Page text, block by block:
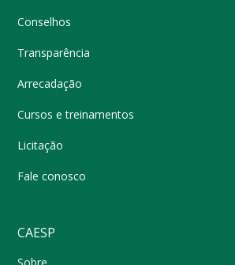
Conselhos
Transparência
Arrecadação
Cursos e treinamentos
Licitação
Fale conosco
CAESP